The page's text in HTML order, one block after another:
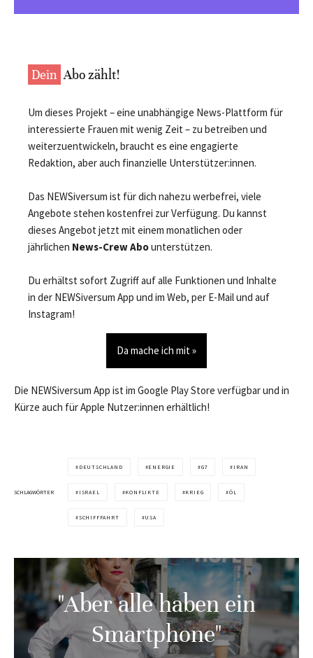
Dein Abo zählt!
Um dieses Projekt – eine unabhängige News-Plattform für
interessierte Frauen mit wenig Zeit – zu betreiben und
weiterzuentwickeln, braucht es eine engagierte
Redaktion, aber auch finanzielle Unterstützer:innen.
Das NEWSiversum ist für dich nahezu werbefrei, viele
Angebote stehen kostenfrei zur Verfügung. Du kannst
dieses Angebot jetzt mit einem monatlichen oder
jährlichen News-Crew Abounterstützen.
Du erhältst sofort Zugriff auf alle Funktionen und Inhalte
in der NEWSiversum App und im Web, per E-Mail und auf
Instagram!
Da mache ich mit »
Die NEWSiversum App ist im Google Play Store verfügbar und in
Kürze auch für Apple Nutzer:innen erhältlich!
SCHLAGWÖRTER
DEUTSCHLAND ENERGIE G7 IRAN
ISRAEL KONFLIKTE KRIEG ÖL
SCHIFFFAHRT USA
"Aber alle haben ein
Smartphone"